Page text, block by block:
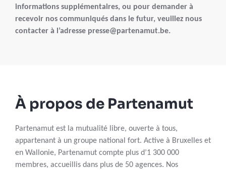
informations supplémentaires, ou pour demander à
recevoir nos communiqués dans le futur, veuillez nous
contacter à l’adresse presse@partenamut.be.
À propos de Partenamut
Partenamut est la mutualité libre, ouverte à tous,
appartenant à un groupe national fort. Active à Bruxelles et
en Wallonie, Partenamut compte plus d’1 300 000
membres, accueillis dans plus de 50 agences. Nos